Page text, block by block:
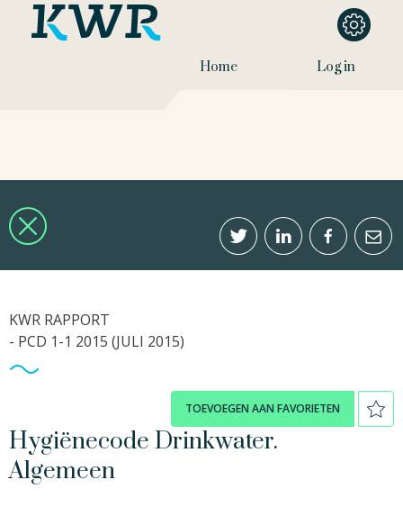
Home Log in
KWR RAPPORT
- PCD 1-1 2015 (JULI 2015)
TOEVOEGEN AAN FAVORIETEN
Hygiënecode Drinkwater.
Algemeen